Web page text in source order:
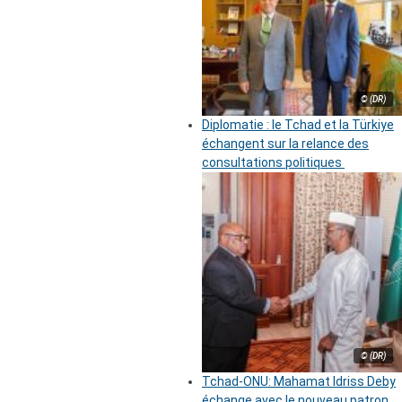
© (DR)
Diplomatie : le Tchad et la Türkiye
échangent sur la relance des
consultations politiques
© (DR)
Tchad-ONU: Mahamat Idriss Deby